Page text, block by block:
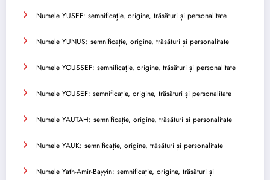
Numele YUSEF: semnificație, origine, trăsături și personalitate
Numele YUNUS: semnificație, origine, trăsături și personalitate
Numele YOUSSEF: semnificație, origine, trăsături și personalitate
Numele YOUSEF: semnificație, origine, trăsături și personalitate
Numele YAUTAH: semnificație, origine, trăsături și personalitate
Numele YAUK: semnificație, origine, trăsături și personalitate
Numele Yath-Amir-Bayyin: semnificație, origine, trăsături și